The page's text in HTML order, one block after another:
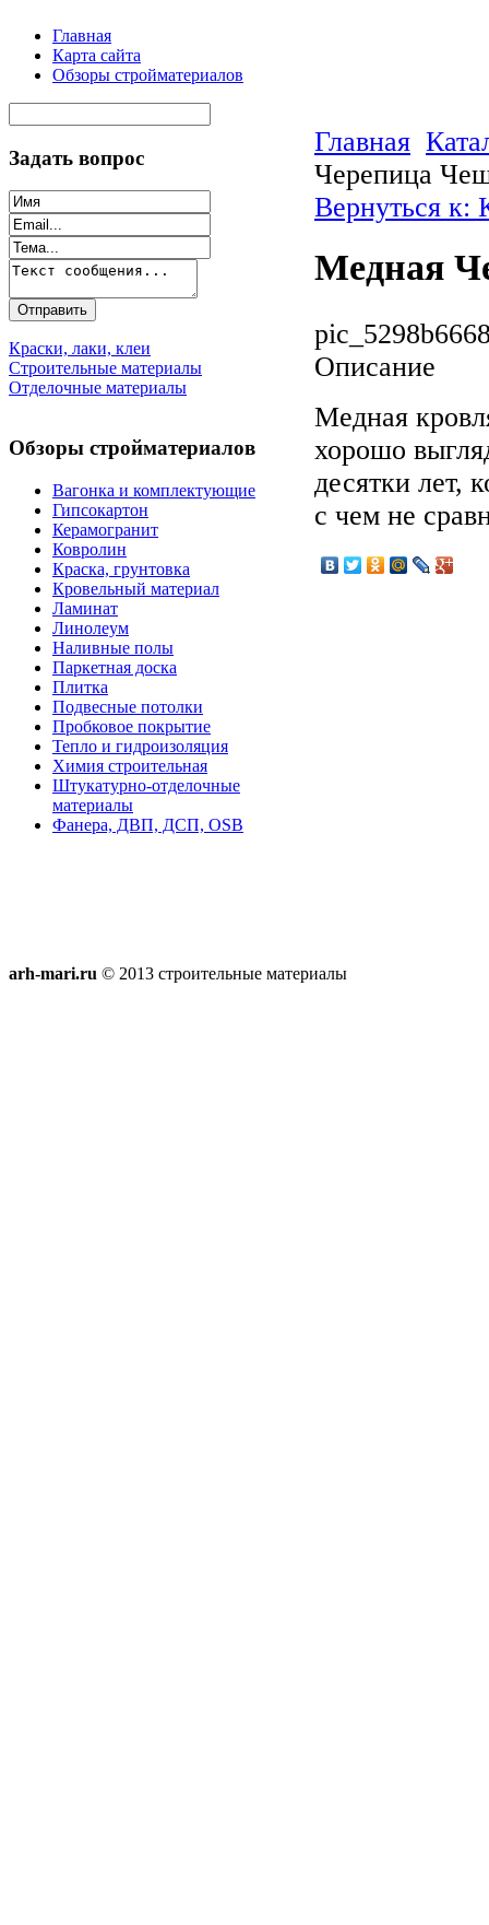
Главная
Карта сайта
Обзоры стройматериалов
Задать вопрос
Краски, лаки, клеи
Строительные материалы
Отделочные материалы
Обзоры стройматериалов
Вагонка и комплектующие
Гипсокартон
Керамогранит
Ковролин
Краска, грунтовка
Кровельный материал
Ламинат
Линолеум
Наливные полы
Паркетная доска
Плитка
Подвесные потолки
Пробковое покрытие
Тепло и гидроизоляция
Химия строительная
Штукатурно-отделочные
материалы
Фанера, ДВП, ДСП, OSB
Главная
Черепица
Вернуться к:
Медная
Описание
Медная
хорошо
десятки лет,
с чем не
arh-mari.ru © 2013 строительные материалы